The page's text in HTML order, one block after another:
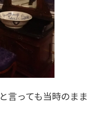
言っても当時のまま